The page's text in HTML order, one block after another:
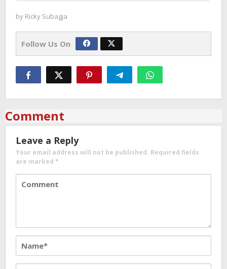
by Ricky Subagja
Follow Us On
Comment
Leave a Reply
Your email address will not be published. Required fields
are marked *